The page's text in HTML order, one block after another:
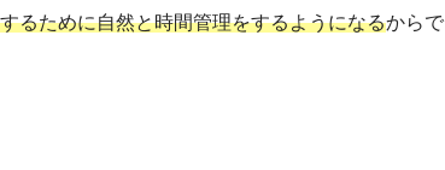
るために自然と時間管理をするようになるからで